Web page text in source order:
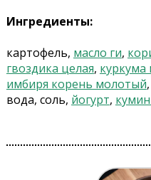
Ингредиенты:
картофель, масло ги,
гвоздика целая, куркума
имбиря корень молотый,
вода, соль, йогурт,